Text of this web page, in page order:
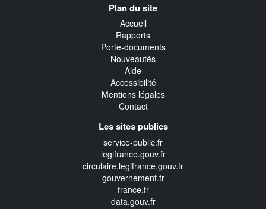
Plan du site
Accueil
Rapports
Porte-documents
Nouveautés
Aide
Accessibilité
Mentions légales
Contact
Les sites publics
service-public.fr
legifrance.gouv.fr
circulaire.legifrance.gouv.fr
gouvernement.fr
france.fr
data.gouv.fr